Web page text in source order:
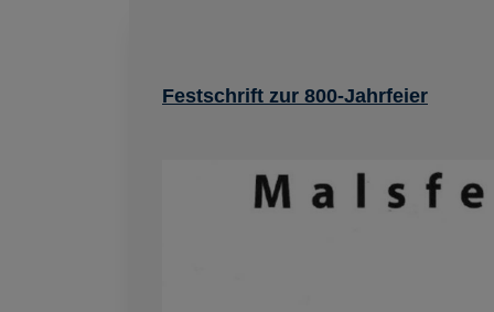
Festschrift zur 800-Jahrfeier